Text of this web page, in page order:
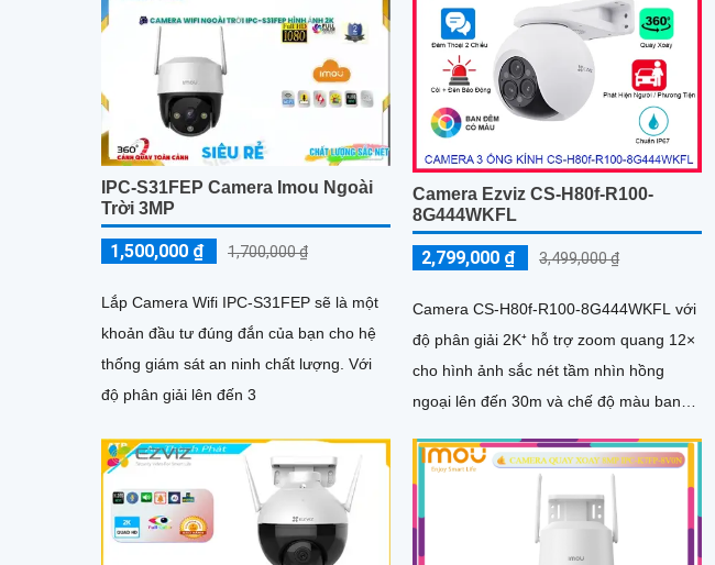
IPC-S31FEP Camera Imou Ngoài
Trời 3MP
1,500,000 ₫ 1,700,000 ₫
Lắp Camera Wifi IPC-S31FEP sẽ là một
khoản đầu tư đúng đắn của bạn cho hệ
thống giám sát an ninh chất lượng. Với
độ phân giải lên đến 3
Camera Ezviz CS-H80f-R100-
8G444WKFL
2,799,000 ₫ 3,499,000 ₫
Camera CS-H80f-R100-8G444WKFL với
độ phân giải 2K⁺ hỗ trợ zoom quang 12×
cho hình ảnh sắc nét tầm nhìn hồng
ngoại lên đến 30m và chế độ màu ban
tích hợp đàm thoại hai chiều, còi báo
động và đèn chớp, camera giúp nâng
cao an ninh hiệu quả. Đạt chuẩn IP67 có
khả năng chống bụi, nước, đảm bảo hoạt